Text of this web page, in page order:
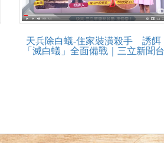
天兵除白蟻-住家裝潢殺手 誘餌
「滅白蟻」全面備戰｜三立新聞台